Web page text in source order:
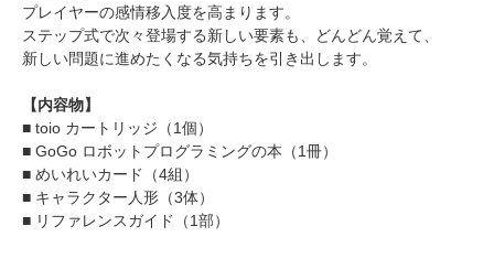
プレイヤーの感情移入度を高まります。
ステップ式で次々登場する新しい要素も、どんどん覚えて、
新しい問題に進めたくなる気持ちを引き出します。
【内容物】
■ toio カートリッジ（1個）
■ GoGo ロボットプログラミングの本（1冊）
■ めいれいカード（4組）
■ キャラクター人形（3体）
■ リファレンスガイド（1部）